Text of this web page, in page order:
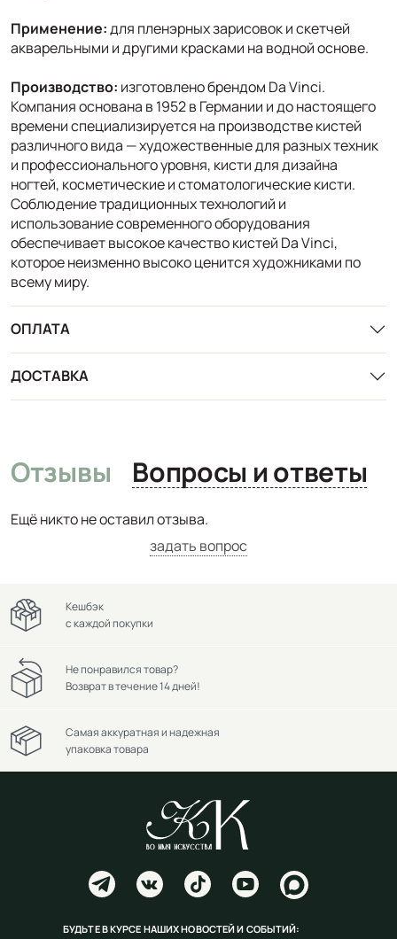
Применение:для пленэрных зарисовок и скетчей
акварельными и другими красками на водной основе.
Производство: изготовлено брендом Da Vinci.
Компания основана в 1952 в Германии и до настоящего
времени специализируется на производстве кистей
различного вида — художественные для разных техник
и профессионального уровня, кисти для дизайна
ногтей, косметические и стоматологические кисти.
Соблюдение традиционных технологий и
использование современного оборудования
обеспечивает высокое качество кистей Da Vinci,
которое неизменно высоко ценится художниками по
всему миру.
ОПЛАТА
ДОСТАВКА
Отзывы Вопросы и ответы
Ещё никто не оставил отзыва.
задать вопрос
Кешбэк
с каждой покупки
Не понравился товар?
Возврат в течение 14 дней!
Самая аккуратная и надежная
упаковка товара
БУДЬТЕ В КУРСЕ НАШИХ НОВОСТЕЙ И СОБЫТИЙ: